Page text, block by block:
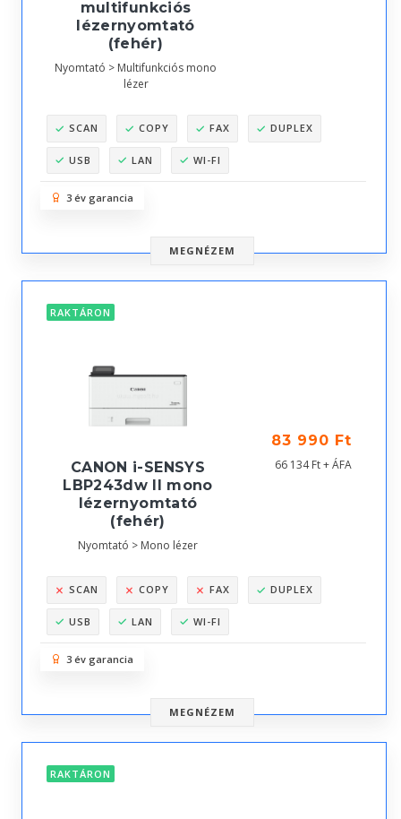
multifunkciós
lézernyomtató
(fehér)
Nyomtató > Multifunkciós mono
lézer
SCAN COPY FAX DUPLEX
USB LAN WI-FI
3 év garancia
MEGNÉZEM
RAKTÁRON
CANON i-SENSYS
LBP243dw II mono
lézernyomtató
(fehér)
Nyomtató > Mono lézer
83 990 Ft
66 134 Ft + ÁFA
SCAN COPY FAX DUPLEX
USB LAN WI-FI
3 év garancia
MEGNÉZEM
RAKTÁRON